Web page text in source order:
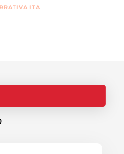
ITA